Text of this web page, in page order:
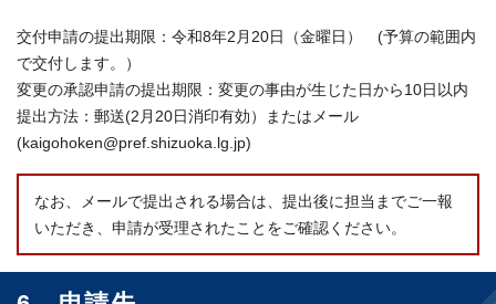
交付申請の提出期限：令和8年2月20日（金曜日） (予算の範囲内
で交付します。）
変更の承認申請の提出期限：変更の事由が生じた日から10日以内
提出方法：郵送(2月20日消印有効）またはメール
(kaigohoken@pref.shizuoka.lg.jp)
なお、メールで提出される場合は、提出後に担当までご一報
いただき、申請が受理されたことをご確認ください。